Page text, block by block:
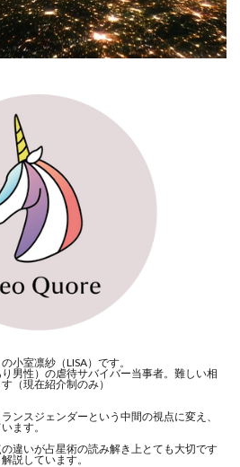
小室凛紗（LISA）です。
男性）の虐待サバイバー当事者。難しい相
（現在紹介制のみ）
ンスジェンダーという中間の視点に変え、
ます。
違いが占星術の読み解き上とても大切です
説しています。